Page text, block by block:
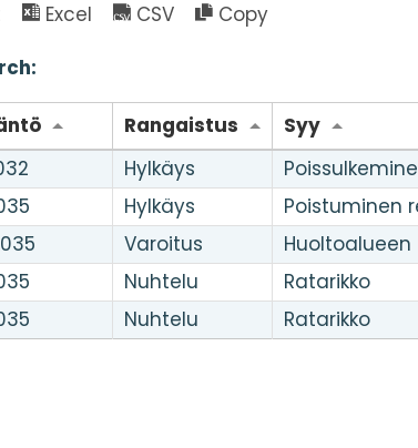
Excel CSV
Copy
Rangaistus
Syy
Hylkäys
Hylkäys
Poistuminen
Varoitus
Nuhtelu
Ratarikko
Nuhtelu Ratarikko